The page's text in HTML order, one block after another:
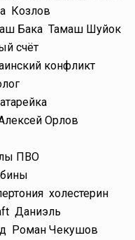
Козлов
Бака Тамаш Шуйок
счёт
конфликт
Орлов
ПВО
холестерин
Даниэль
Роман Чекушов